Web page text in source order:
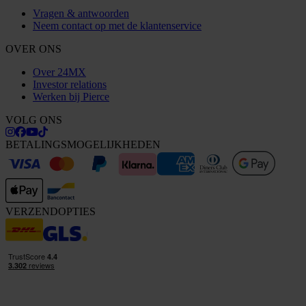
Vragen & antwoorden
Neem contact op met de klantenservice
OVER ONS
Over 24MX
Investor relations
Werken bij Pierce
VOLG ONS
BETALINGSMOGELIJKHEDEN
VERZENDOPTIES